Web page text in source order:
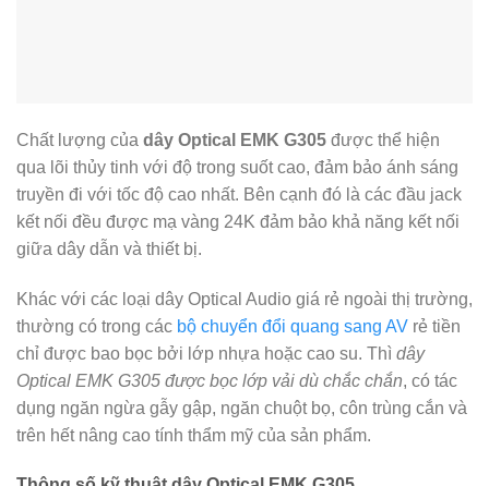
Chất lượng của dây Optical EMK G305 được thể hiện
qua lõi thủy tinh với độ trong suốt cao, đảm bảo ánh sáng
truyền đi với tốc độ cao nhất. Bên cạnh đó là các đầu jack
kết nối đều được mạ vàng 24K đảm bảo khả năng kết nối
giữa dây dẫn và thiết bị.
Khác với các loại dây Optical Audio giá rẻ ngoài thị trường,
thường có trong các bộ chuyển đổi quang sang AV rẻ tiền
chỉ được bao bọc bởi lớp nhựa hoặc cao su. Thì dây
Optical EMK G305 được bọc lớp vải dù chắc chắn, có tác
dụng ngăn ngừa gẫy gập, ngăn chuột bọ, côn trùng cắn và
trên hết nâng cao tính thẩm mỹ của sản phẩm.